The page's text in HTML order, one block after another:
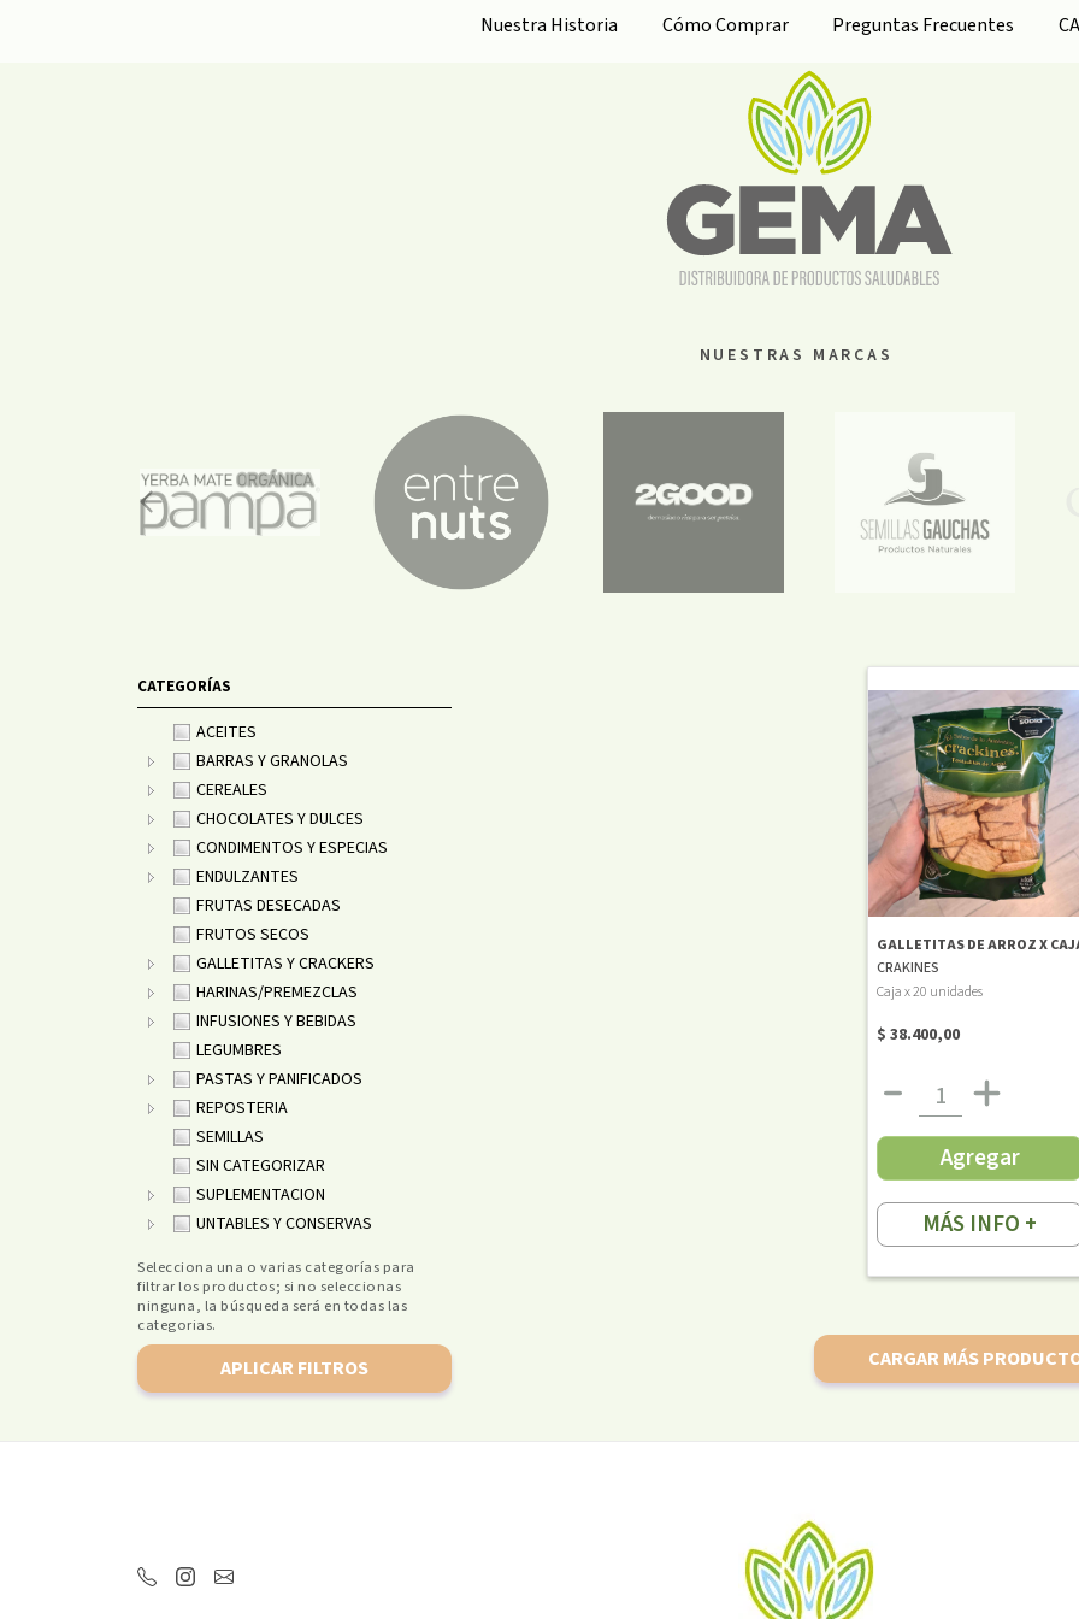
NUESTRAS MARCAS
CATEGORÍAS
ACEITES
BARRAS Y GRANOLAS
CEREALES
CHOCOLATES Y DULCES
CONDIMENTOS Y ESPECIAS
ENDULZANTES
FRUTAS DESECADAS
FRUTOS SECOS
GALLETITAS Y CRACKERS
HARINAS/PREMEZCLAS
INFUSIONES Y BEBIDAS
LEGUMBRES
PASTAS Y PANIFICADOS
REPOSTERIA
SEMILLAS
SIN CATEGORIZAR
SUPLEMENTACION
UNTABLES Y CONSERVAS
Selecciona una o varias categorías para
filtrar los productos; si no seleccionas
ninguna, la búsqueda será en todas las
categorias.
APLICAR FILTROS
GALLETITAS DE ARROZ X
CRAKINES
Caja x 20 unidades
$ 38.400,00
Agregar
MÁS INFO +
CARGAR MÁS
Nuestra Historia Cómo Comprar Preguntas Frecuentes